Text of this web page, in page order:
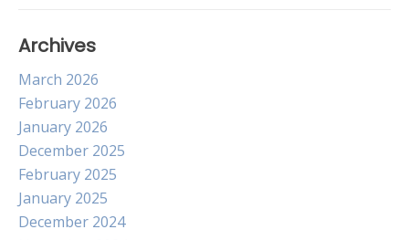
Archives
March 2026
February 2026
January 2026
December 2025
February 2025
January 2025
December 2024